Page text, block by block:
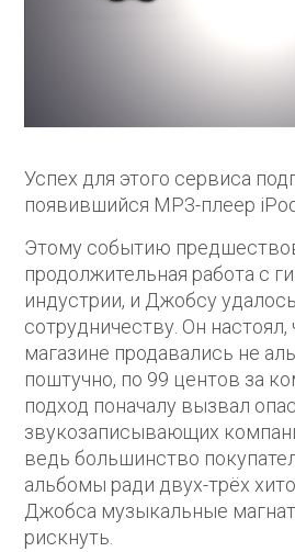
Успех для этого сервиса
появившийся MP3-плеер
Этому событию
продолжительная работа с
индустрии, и Джобсу
сотрудничеству. Он
магазине продавались не
поштучно, по 99 центов за
подход поначалу вызвал
звукозаписывающих
ведь большинство
альбомы ради двух-трёх
Джобса музыкальные
рискнуть.